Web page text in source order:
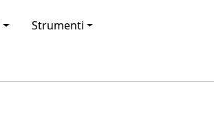
Strumenti